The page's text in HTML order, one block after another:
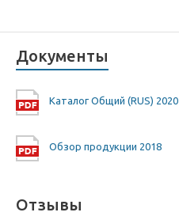
Документы
Каталог Общий (RUS) 2020
Обзор продукции 2018
Отзывы